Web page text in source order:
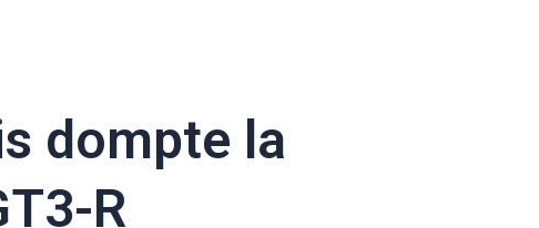
dompte la
R